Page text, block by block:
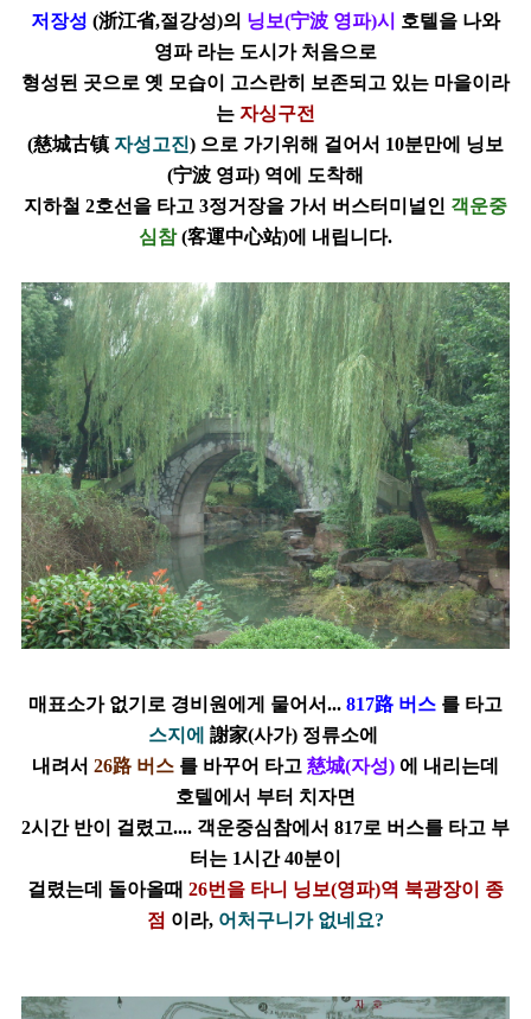
저장성 (浙江省,절강성)의 닝보(宁波 영파)시 호텔을 나와
영파 라는 도시가 처음으로
형성된 곳으로 옛 모습이 고스란히 보존되고 있는 마을이라
는 자싱구전
(慈城古镇 자성고진) 으로 가기위해 걸어서 10분만에 닝보
(宁波 영파) 역에 도착해
지하철 2호선을 타고 3정거장을 가서 버스터미널인 객운중
심참(客運中心站)에 내립니다.
매표소가 없기로 경비원에게 물어서... 817路 버스 를 타고
스지에 謝家(사가) 정류소에
내려서 26路 버스 를 바꾸어 타고 慈城(자성) 에 내리는데
호텔에서 부터 치자면
2시간 반이 걸렸고.... 객운중심참에서 817로 버스를 타고 부
터는 1시간 40분이
걸렸는데 돌아올때 26번을 타니 닝보(영파)역 북광장이 종
점 이라, 어처구니가 없네요?